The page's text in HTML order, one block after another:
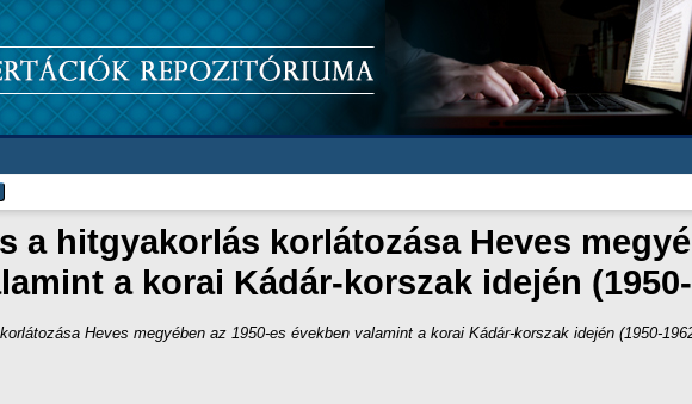
a hitgyakorlás korlátozása Heves
a korai Kádár-korszak idején
Heves megyében az 1950-es években valamint a korai Kádár-korszak idején (1950-